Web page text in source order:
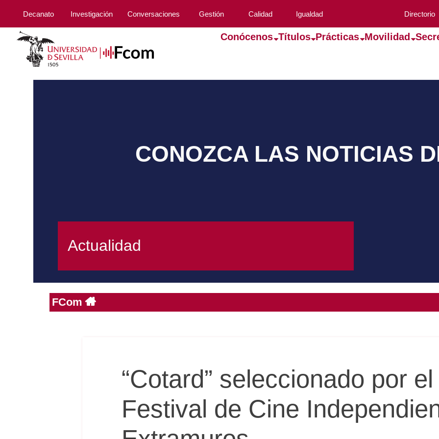
Decanato Investigación Conversaciones Gestión Calidad Igualdad Directorio
Conócenos Títulos Prácticas Movilidad
CONOZCA LAS NOTICIAS
Actualidad
FCom
“Cotard” seleccionado por el
Festival de Cine